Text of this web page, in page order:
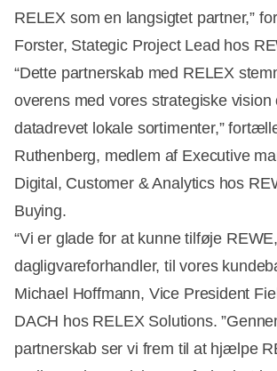
RELEX som en langsigtet partner,”
Forster, Stategic Project Lead hos
“Dette partnerskab med RELEX
overens med vores strategiske vision
datadrevet lokale sortimenter,”
Ruthenberg, medlem af Executive
Digital, Customer & Analytics hos
Buying.
“Vi er glade for at kunne tilføje
dagligvareforhandler, til vores
Michael Hoffmann, Vice President
DACH hos RELEX Solutions.
partnerskab ser vi frem til at hjælpe